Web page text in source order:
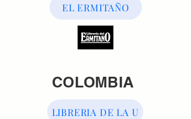
EL ERMITAÑO
COLOMBIA
LIBRERIA DE LA U